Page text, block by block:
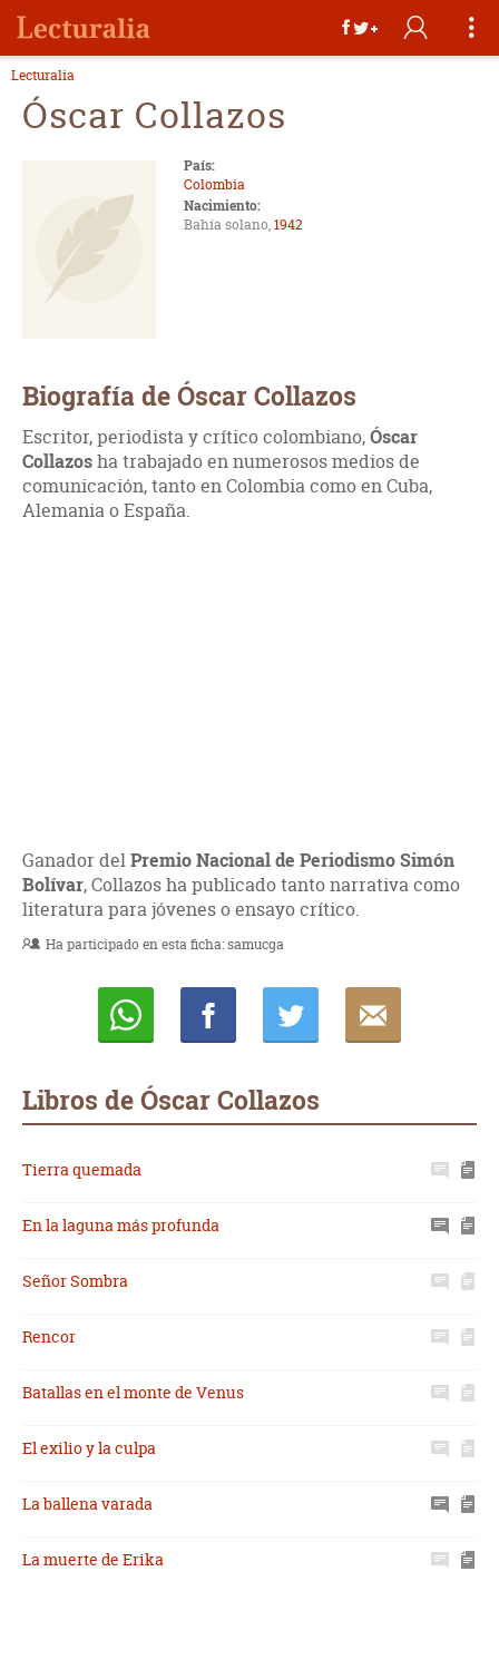
Lecturalia
Óscar Collazos
País:
Colombia
Nacimiento:
Bahía solano,1942
Biografía de Óscar Collazos
Escritor, periodista y crítico colombiano,Óscar
Collazosha trabajado en numerosos medios de
comunicación, tanto en Colombia como en Cuba,
Alemania o España.
Ganador delPremio Nacional de Periodismo Simón
Bolívar, Collazos ha publicado tanto narrativa como
literatura para jóvenes o ensayo crítico.
Ha participado en esta ficha:samucga
Libros de Óscar Collazos
Tierra quemada
En la laguna más profunda
Señor Sombra
Rencor
Batallas en el monte de Venus
El exilio y la culpa
La ballena varada
La muerte de Erika